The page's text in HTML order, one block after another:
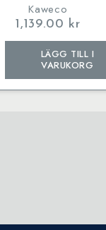
Kaweco
1,139.00 kr
LÄGG TILL I
VARUKORG